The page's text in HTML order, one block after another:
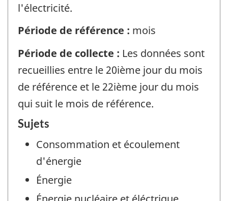
l'électricité.
Période de référence : mois
Période de collecte : Les données sont
recueillies entre le 20ième jour du mois
de référence et le 22ième jour du mois
qui suit le mois de référence.
Sujets
Consommation et écoulement
d'énergie
Énergie